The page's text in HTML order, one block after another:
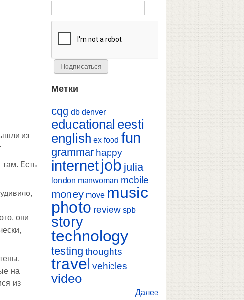
из
Есть
они
на
из
Метки
cqg db denver
educational eesti
english ex food fun
grammar happy
internetjob julia
london manwoman mobile
money move music
photo review spb
story
technology
testing thoughts
travel vehicles
video
Далее